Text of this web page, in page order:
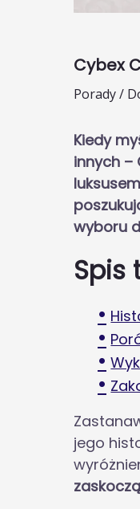
Cybex
Porady/
Kiedy
innych –
wyboru
Spis
jego